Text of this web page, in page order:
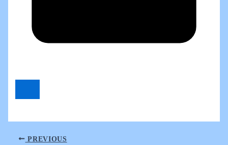
PREVIOUS